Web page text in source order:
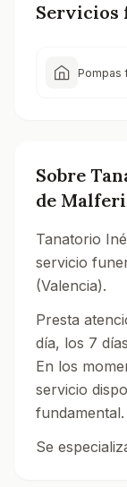
Servicios
Pompas
Sobre
de
Tanatorio
servicio
(Valencia).
Presta
día, los 7
En los
servicio
fundamental.
Se